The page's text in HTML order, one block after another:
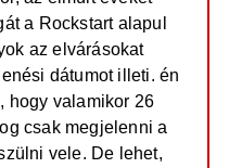
a Rockstart alapul
az elvárásokat
dátumot illeti. én
hogy valamikor 26
csak megjelenni a
vele. De lehet,